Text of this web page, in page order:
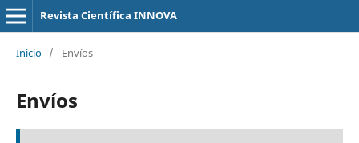
Revista Científica INNOVA
Inicio / Envíos
Envíos